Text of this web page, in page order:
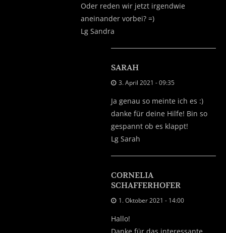
Oder reden wir jetzt irgendwie
aneinander vorbei? =)
Lg Sandra
SARAH
3. April 2021 - 09:35
Ja genau so meinte ich es :)
danke für deine Hilfe! Bin so
gespannt ob es klappt!
Lg Sarah
CORNELIA
SCHAFFERHOFER
1. Oktober 2021 - 14:00
Hallo!
Danke für das interessante